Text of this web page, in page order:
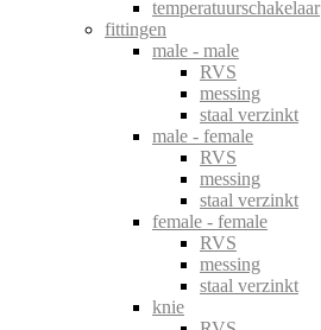
temperatuurschakelaar
fittingen
male - male
RVS
messing
staal verzinkt
male - female
RVS
messing
staal verzinkt
female - female
RVS
messing
staal verzinkt
knie